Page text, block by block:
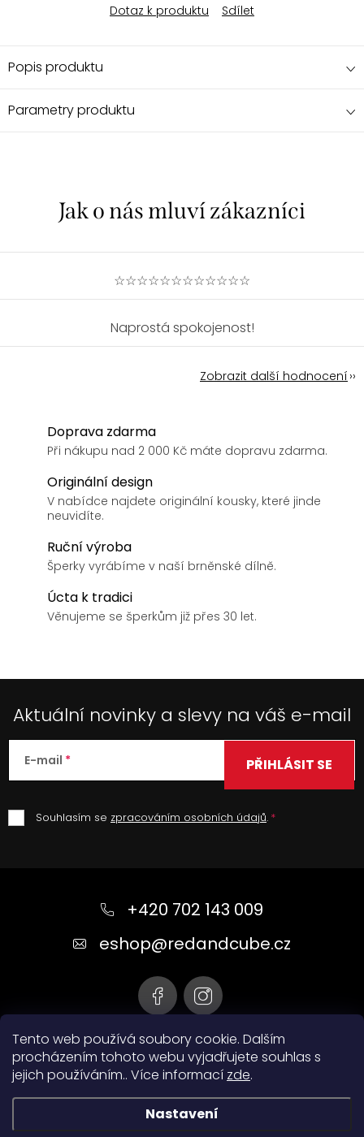
Tento web používá soubory cookie. Dalším
procházením tohoto webu vyjadřujete souhlas s
jejich používáním.. Více informací zde.
Nastavení
Dotaz k produktu
Sdílet
Popis produktu
Parametry produktu
☆☆☆☆☆☆☆☆☆☆☆☆
Naprostá spokojenost!
Zobrazit další hodnocení
Doprava zdarma
Při nákupu nad 2 000 Kč máte dopravu zdarma.
Originální design
V nabídce najdete originální kousky, které jinde
neuvidíte.
Ruční výroba
Šperky vyrábíme v naší brněnské dílně.
Úcta k tradici
Věnujeme se šperkům již přes 30 let.
Aktuální novinky a slevy na váš e-mail
E-mail
Souhlasím se zpracováním osobních údajů.
PŘIHLÁSIT SE
+420 702 143 009
eshop@redandcube.cz